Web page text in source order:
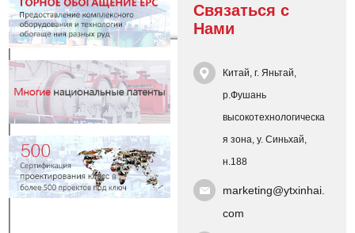
Связаться с
Нами
Китай, г. Яньтай,
р.Фушань
высокотехнологическа
я зона, у. Синьхай,
н.188
marketing@ytxinhai.
com